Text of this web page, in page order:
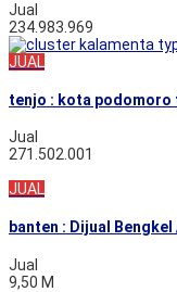
Jual
234.983.969
JUAL
tenjo : kota podomoro
Jual
271.502.001
JUAL
banten : Dijual
Jual
9,50 M